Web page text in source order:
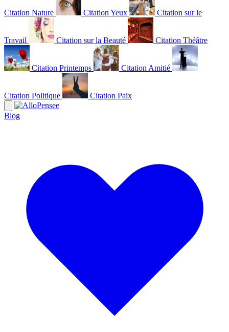
Citation Nature Citation Yeux Citation sur le
Travail Citation sur la Beauté Citation Théâtre
Citation Printemps Citation Amitié
Citation Politique Citation Paix
Blog